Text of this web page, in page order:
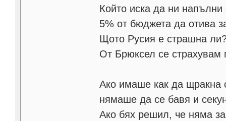
Който иска да ни
5% от бюджета да отива
Щото Русия е страшна
От Брюксел се страхувам
Ако имаше как да щракна
нямаше да се бавя и
Ако бях решил, че няма